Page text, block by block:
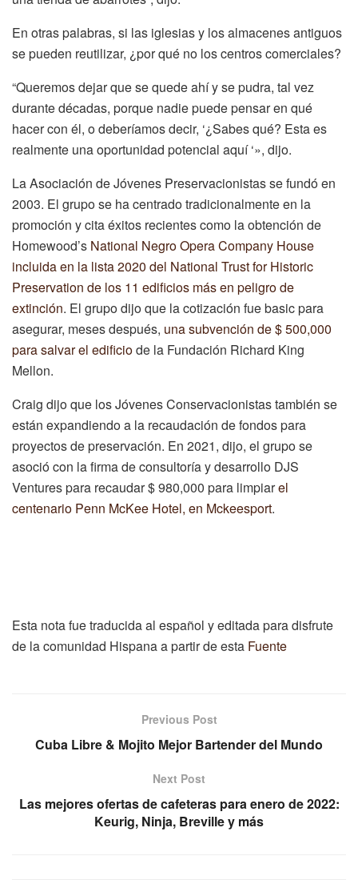
En otras palabras, si las iglesias y los almacenes antiguos
se pueden reutilizar, ¿por qué no los centros comerciales?
“Queremos dejar que se quede ahí y se pudra, tal vez
durante décadas, porque nadie puede pensar en qué
hacer con él, o deberíamos decir, ‘¿Sabes qué? Esta es
realmente una oportunidad potencial aquí ‘», dijo.
La Asociación de Jóvenes Preservacionistas se fundó en
2003. El grupo se ha centrado tradicionalmente en la
promoción y cita éxitos recientes como la obtención de
Homewood’s National Negro Opera Company House
incluida en la lista 2020 del National Trust for Historic
Preservation de los 11 edificios más en peligro de
extinción. El grupo dijo que la cotización fue basic para
asegurar, meses después, una subvención de $ 500,000
para salvar el edificiode la Fundación Richard King
Mellon.
Craig dijo que los Jóvenes Conservacionistas también se
están expandiendo a la recaudación de fondos para
proyectos de preservación. En 2021, dijo, el grupo se
asoció con la firma de consultoría y desarrollo DJS
Ventures para recaudar $ 980,000 para limpiarel
centenario Penn McKee Hotel, en Mckeesport.
Esta nota fue traducida al español y editada para disfrute
de la comunidad Hispana a partir de esta Fuente
Previous Post
Cuba Libre & Mojito Mejor Bartender del Mundo
Next Post
Las mejores ofertas de cafeteras para enero de 2022:
Keurig, Ninja, Breville y más